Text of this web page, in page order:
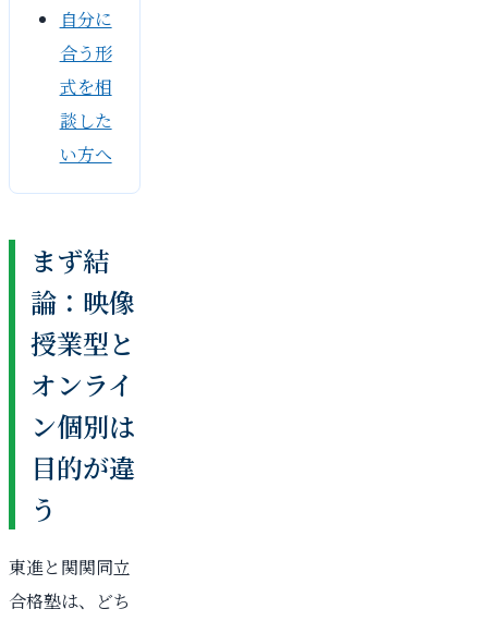
自分に
合う形
式を相
談した
い方へ
まず結
論：映像
授業型と
オンライ
ン個別は
目的が違
う
東進と関関同立
合格塾は、どち